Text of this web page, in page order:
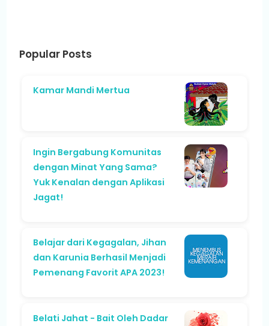
Popular Posts
Kamar Mandi Mertua
Ingin Bergabung Komunitas
dengan Minat Yang Sama?
Yuk Kenalan dengan Aplikasi
Jagat!
Belajar dari Kegagalan, Jihan
dan Karunia Berhasil Menjadi
Pemenang Favorit APA 2023!
Belati Jahat - Bait Oleh Dadar